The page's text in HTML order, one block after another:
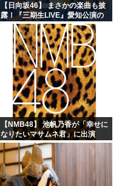
【日向坂46】 まさかの楽曲も披
露！『三期生LIVE』愛知公演の
レポがこちら
【NMB48】 池帆乃香が「幸せに
なりたいマサムネ君」に出演